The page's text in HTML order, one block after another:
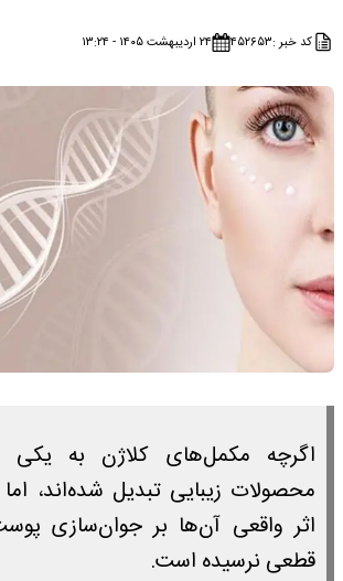
کد خبر :۴۵۲۶۵۳ ۲۴ اردیبهشت ۱۴۰۵ - ۱۳:۲۴
اگرچه مکمل‌های کلاژن به یکی
محصولات زیبایی تبدیل شده‌اند، اما
اثر واقعی آن‌ها بر جوان‌سازی
قطعی نرسیده است.